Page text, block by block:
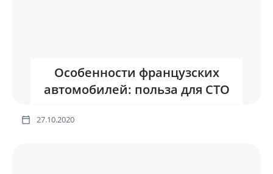
Особенности французских
автомобилей: польза для СТО
27.10.2020